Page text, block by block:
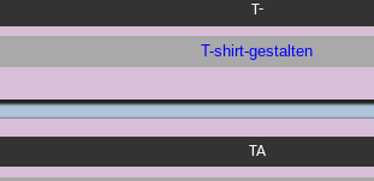
T-
T-shirt-gestalten
TA